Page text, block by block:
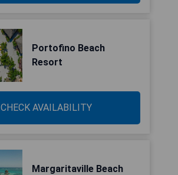
Portofino Beach
Resort
CHECK AVAILABILITY
Margaritaville Beach